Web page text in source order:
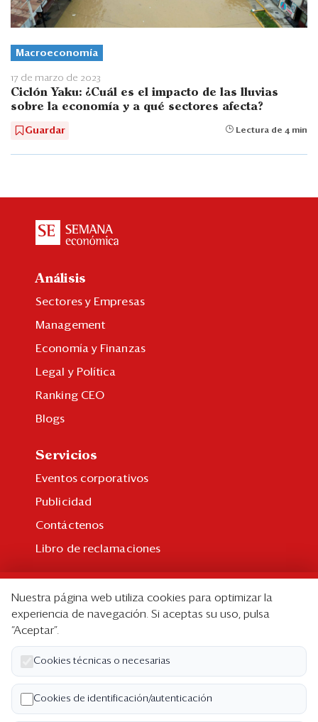
Macroeconomía
17 de marzo de 2023
Ciclón Yaku: ¿Cuál es el impacto de las lluvias
sobre la economía y a qué sectores afecta?
Guardar Lectura de 4 min
Análisis
Sectores y Empresas
Management
Economía y Finanzas
Legal y Política
Ranking CEO
Blogs
Servicios
Eventos corporativos
Publicidad
Contáctenos
Libro de reclamaciones
Suscripción individual
Paquetes corporativos
Edición Impresa
Nosotros
Quiénes somos
Nuestra página web utiliza cookies para optimizar la
experiencia de navegación. Si aceptas su uso, pulsa
“Aceptar”.
Cookies técnicas o necesarias
Cookies de identificación/autenticación